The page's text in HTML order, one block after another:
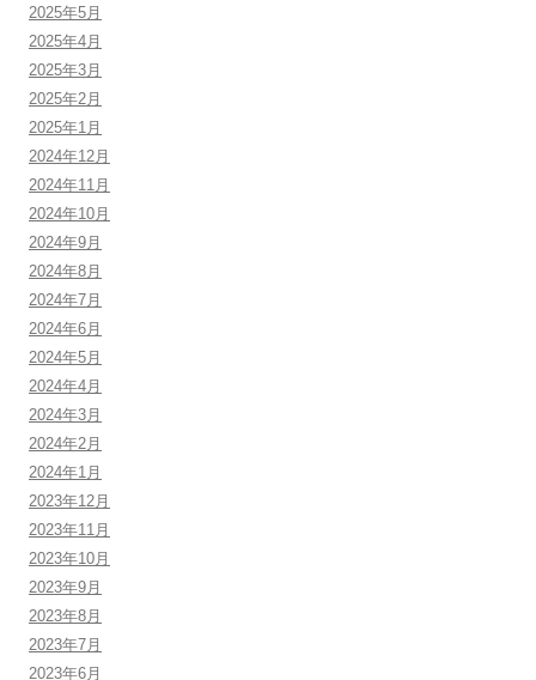
2025年5月
2025年4月
2025年3月
2025年2月
2025年1月
2024年12月
2024年11月
2024年10月
2024年9月
2024年8月
2024年7月
2024年6月
2024年5月
2024年4月
2024年3月
2024年2月
2024年1月
2023年12月
2023年11月
2023年10月
2023年9月
2023年8月
2023年7月
2023年6月